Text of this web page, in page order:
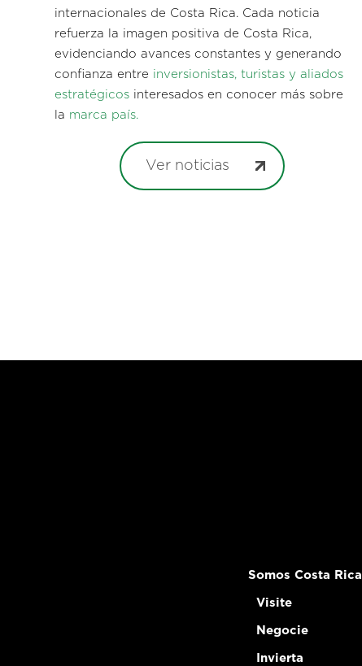
internacionales de Costa Rica. Cada noticia
refuerza la imagen positiva de Costa Rica,
evidenciando avances constantes y generando
confianza entre inversionistas, turistas y aliados
estratégicos interesados en conocer más sobre
la marca país.
Ver noticias
Somos Costa Rica
Visite
Negocie
Invierta